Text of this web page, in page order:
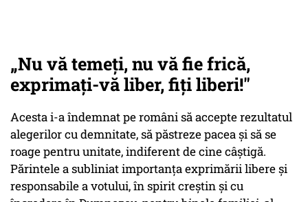
„Nu vă temeți, nu vă fie frică,
exprimați-vă liber, fiți liberi!"
Acesta i-a îndemnat pe români să accepte rezultatul
alegerilor cu demnitate, să păstreze pacea și să se
roage pentru unitate, indiferent de cine câștigă.
Părintele a subliniat importanța exprimării libere și
responsabile a votului, în spirit creștin și cu